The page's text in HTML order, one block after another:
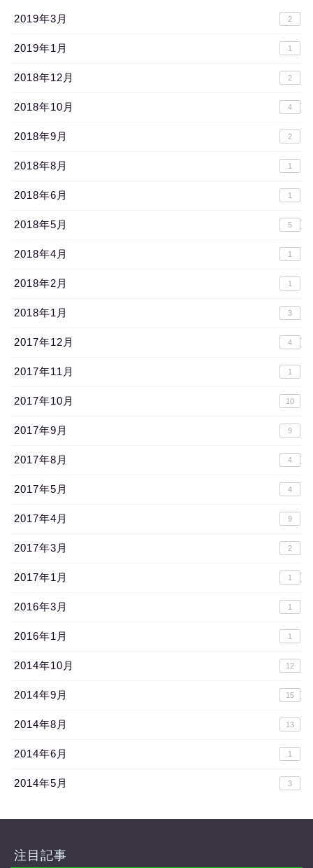
2019年3月 2
2019年1月 1
2018年12月 2
2018年10月 4
2018年9月 2
2018年8月 1
2018年6月 1
2018年5月 5
2018年4月 1
2018年2月 1
2018年1月 3
2017年12月 4
2017年11月 1
2017年10月 10
2017年9月 9
2017年8月 4
2017年5月 4
2017年4月 9
2017年3月 2
2017年1月 1
2016年3月 1
2016年1月 1
2014年10月 12
2014年9月 15
2014年8月 13
2014年6月 1
2014年5月 3
注目記事